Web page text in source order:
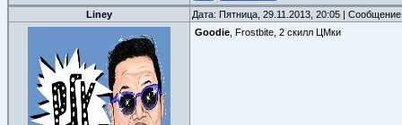
Liney Дата: Пятница, 29.11.2013, 20:05 |
Goodie , Frostbite, 2 скилл ЦМки